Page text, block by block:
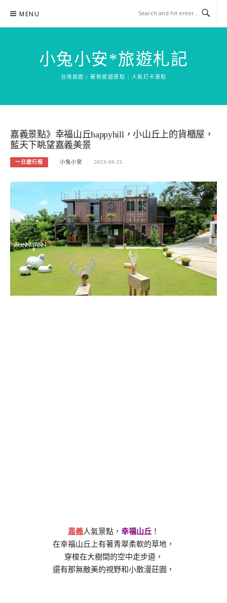
content
MENU
小兔小安*旅遊札記
台灣旅遊 | 最新旅遊景點 | 人氣打卡景點
嘉義景點》幸福山丘happyhill，小山丘上的貨櫃屋，
藍天下眺望嘉義美景
一日遊行程 小兔小安 2023-09-25
嘉義人氣景點， 幸福山丘 ！
在幸福山丘上有著青翠柔軟的草地，
穿梭在大樹間的空中走步道，
還有那無敵美的視野和小散漫莊園，